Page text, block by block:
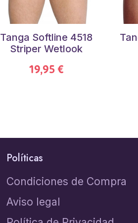
Tanga Softline 4518
Striper Wetlook
19,95 €
Políticas
Condiciones de Compra
Aviso legal